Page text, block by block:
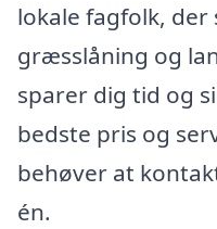
lokale fagfolk, der
græsslåning og
sparer dig tid og
bedste pris og
behøver at
én.